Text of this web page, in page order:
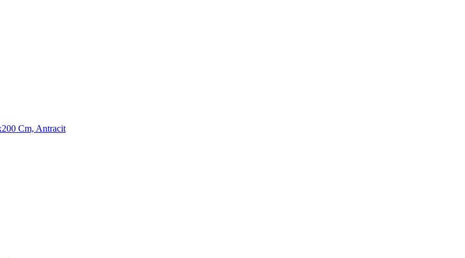
Cm, Antracit